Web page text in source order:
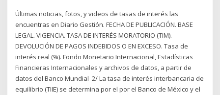
Últimas noticias, fotos, y videos de tasas de interés las
encuentras en Diario Gestión. FECHA DE PUBLICACIÓN. BASE
LEGAL. VIGENCIA. TASA DE INTERÉS MORATORIO (TIM).
DEVOLUCIÓN DE PAGOS INDEBIDOS O EN EXCESO. Tasa de
interés real (%). Fondo Monetario Internacional, Estadísticas
Financieras Internacionales y archivos de datos, a partir de
datos del Banco Mundial 2/ La tasa de interés interbancaria de
equilibrio (TIIE) se determina por el por el Banco de México y el